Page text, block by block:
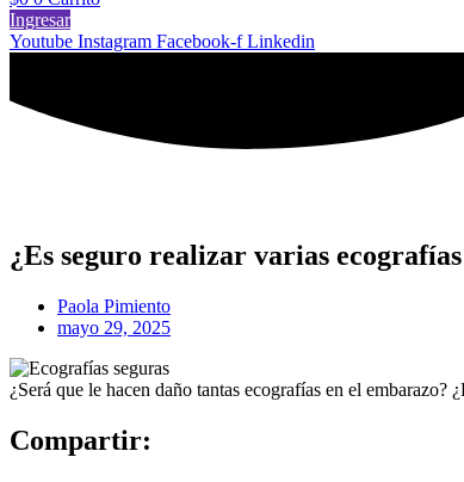
Ingresar
Youtube Instagram Facebook-f Linkedin
¿Es seguro realizar varias
Paola Pimiento
mayo 29, 2025
¿Será que le hacen daño tantas ecografías en el embarazo?
Compartir: